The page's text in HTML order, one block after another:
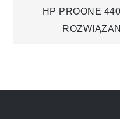
wpisu
HP PROONE